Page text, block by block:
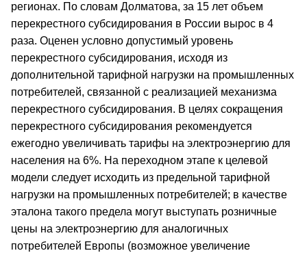
регионах. По словам Долматова, за 15 лет объем
перекрестного субсидирования в России вырос в 4
раза. Оценен условно допустимый уровень
перекрестного субсидирования, исходя из
дополнительной тарифной нагрузки на промышленных
потребителей, связанной с реализацией механизма
перекрестного субсидирования. В целях сокращения
перекрестного субсидирования рекомендуется
ежегодно увеличивать тарифы на электроэнергию для
населения на 6%. На переходном этапе к целевой
модели следует исходить из предельной тарифной
нагрузки на промышленных потребителей; в качестве
эталона такого предела могут выступать розничные
цены на электроэнергию для аналогичных
потребителей Европы (возможное увеличение